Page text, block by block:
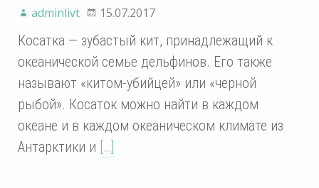
adminlivt 15.07.2017
Косатка — зубастый кит, принадлежащий к
океанической семье дельфинов. Его также
называют «китом-убийцей» или «черной
рыбой». Косаток можно найти в каждом
океане и в каждом океаническом климате из
Антарктики и […]